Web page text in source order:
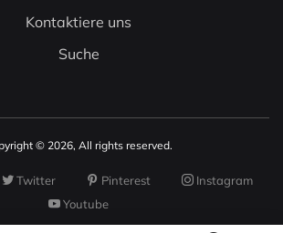
Kontaktiere uns
Suche
© 2026, All rights reserved.
Twitter Pinterest
Instagram
Youtube